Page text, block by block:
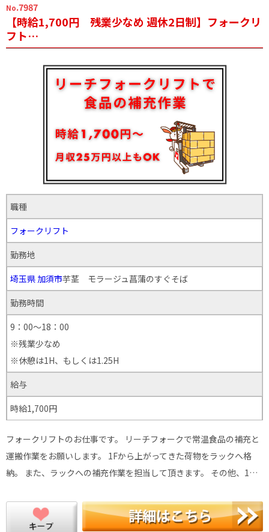
No.7987
【時給1,700円 残業少なめ 週休2日制】フォークリ
フト…
職種
フォークリフト
勤務地
埼玉県 加須市芋茎 モラージュ菖蒲のすぐそば
勤務時間
9：00～18：00
※残業少なめ
※休憩は1H、もしくは1.25H
給与
時給1,700円
フォークリフトのお仕事です。 リーチフォークで常温食品の補充と
運搬作業をお願いします。 1Fから上がってきた荷物をラックへ格
納。 また、ラックへの補充作業を担当して頂きます。 その他、1…